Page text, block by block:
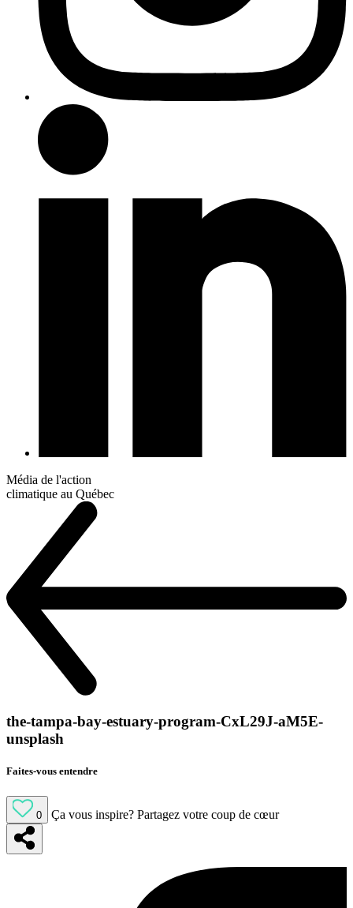
Média de l'action
climatique au Québec
the-tampa-bay-estuary-program-CxL29J-aM5E-
unsplash
Faites-vous entendre
0 Ça vous inspire? Partagez votre coup de cœur